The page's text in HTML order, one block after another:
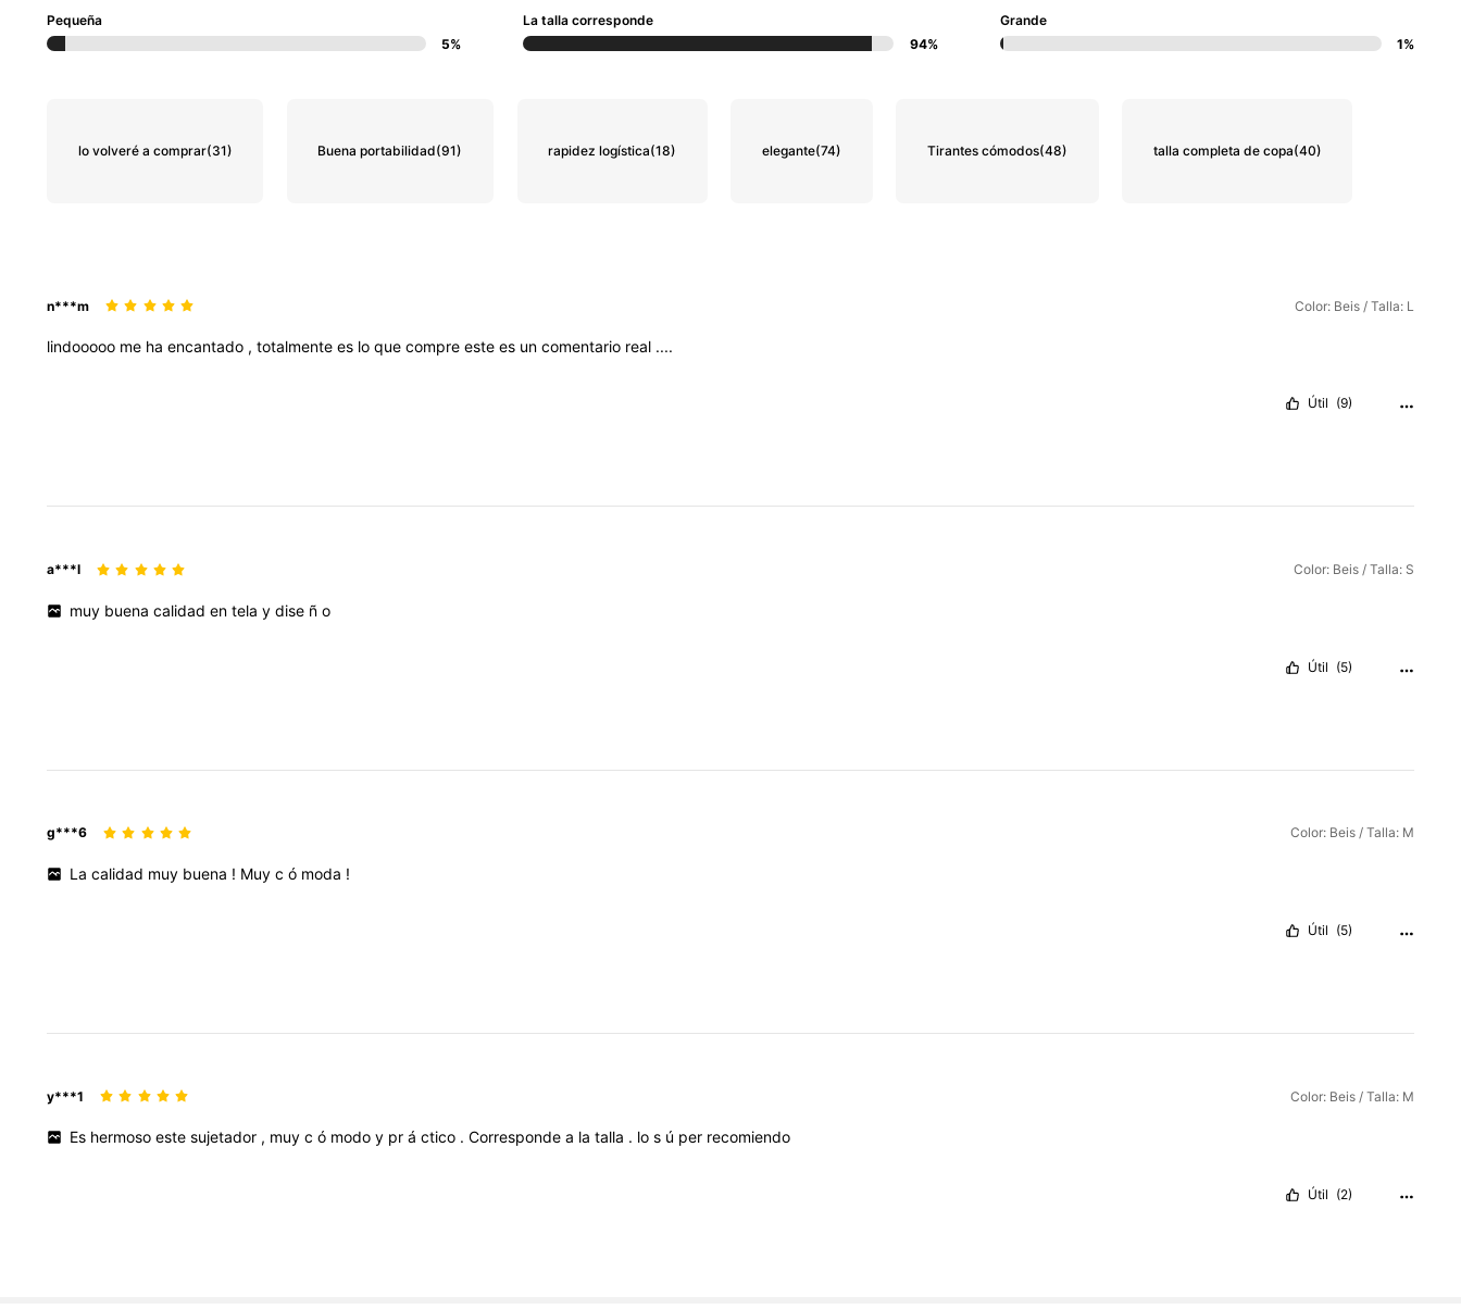
Pequeña
5%
La talla corresponde
94%
Grande
1%
lo volveré a comprar(31) Buena portabilidad(91) rapidez logística(18) elegante(74) Tirantes cómodos(48) talla completa de copa(40)
n***m Color: Beis / Talla: L
lindooooo me ha encantado , totalmente es lo que compre este es un comentario real ....
Útil (9)
a***l Color: Beis / Talla: S
muy buenacalidadentelaydise ño
Útil (5)
g***6 Color: Beis / Talla: M
Lacalidad muy buena ! Muycó moda !
Útil (5)
y***1 Color: Beis / Talla: M
Es hermosoestesujetador , muycó modoy práctico .Correspondea latalla . los ú per recomiendo
Útil (2)